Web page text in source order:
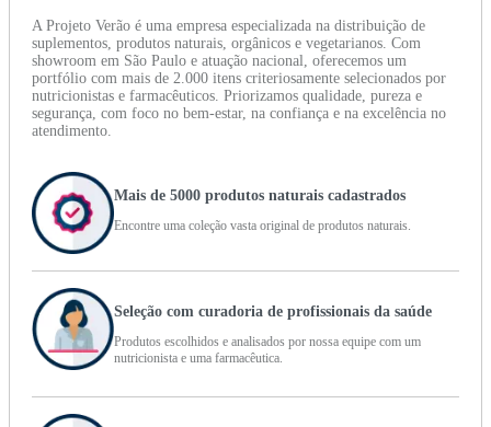
A Projeto Verão é uma empresa especializada na distribuição de
suplementos, produtos naturais, orgânicos e vegetarianos. Com
showroom em São Paulo e atuação nacional, oferecemos um
portfólio com mais de 2.000 itens criteriosamente selecionados por
nutricionistas e farmacêuticos. Priorizamos qualidade, pureza e
segurança, com foco no bem-estar, na confiança e na excelência no
atendimento.
Mais de 5000 produtos naturais cadastrados
Encontre uma coleção vasta original de produtos naturais.
Seleção com curadoria de profissionais da saúde
Produtos escolhidos e analisados por nossa equipe com um
nutricionista e uma farmacêutica.